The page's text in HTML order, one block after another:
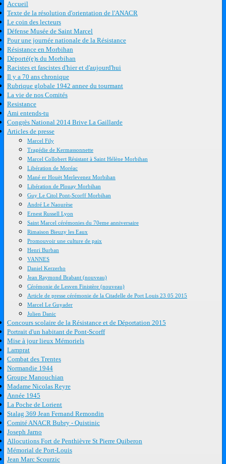
Accueil
Texte de la résolution d'orientation de l'ANACR
Le coin des lecteurs
Défense Musée de Saint Marcel
Pour une journée nationale de la Résistance
Résistance en Morbihan
Déporté(e)s du Morbihan
Racistes et fascistes d'hier et d'aujourd'hui
Il y a 70 ans chronique
Rubrique globale 1942 annee du tourmant
La vie de nos Comités
Resistance
Ami entends-tu
Congrès National 2014 Brive La Gaillarde
Articles de presse
Marcel Fily
Tragédie de Kermassonnette
Marcel Collobert Résistant à Saint Hélène Morbihan
Libération de Moréac
Mané er Houët Merlevenez Morbihan
Libération de Plouay Morbihan
Guy Le Citol Pont-Scorff Morbihan
André Le Naourèse
Ernest Russell Lyon
Saint Marcel cérémonies du 70eme anniversaire
Rimaison Bieuzy les Eaux
Promouvoir une culture de paix
Henri Burban
VANNES
Daniel Kerzerho
Jean Raymond Brabant (nouveau)
Cérémonie de Lesven Finistère (nouveau)
Article de presse cérémonie de la Citadelle de Port Louis 23 05 2015
Marcel Le Guyader
Julien Danic
Concours scolaire de la Résistance et de Déportation 2015
Portrait d'un habitant de Pont-Scorff
Mise à jour lieux Mémoriels
Lamprat
Combat des Trentes
Normandie 1944
Groupe Manouchian
Madame Nicolas Reyre
Année 1945
La Poche de Lorient
Stalag 369 Jean Fernand Remondin
Comité ANACR Bubry - Quistinic
Joseph Jarno
Allocutions Fort de Penthièvre St Pierre Quiberon
Mémorial de Port-Louis
Jean Marc Scourzic